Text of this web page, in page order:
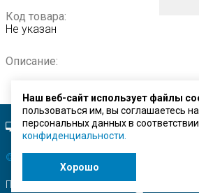
Код товара:
Не указан
Описание:
Полная версия сайта.
© ЗАО "Строймашсервис"
Поисковое продвижение
Наш веб-сайт использует файлы
пользоваться им, вы соглашаетесь
персональных данных в
конфиденциальности.
Хорошо